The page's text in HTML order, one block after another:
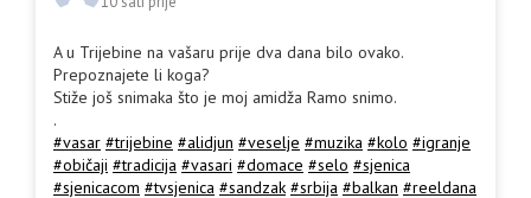
A u Trijebine na vašaru prije dva dana bilo ovako.
Prepoznajete li koga?
Stiže još snimaka što je moj amidža Ramo snimo.
.
#vasar #trijebine #alidjun #veselje #muzika #kolo #igranje
#običaji #tradicija #vasari #domace #selo #sjenica
#sjenicacom #tvsjenica #sandzak #srbija #balkan #reeldana